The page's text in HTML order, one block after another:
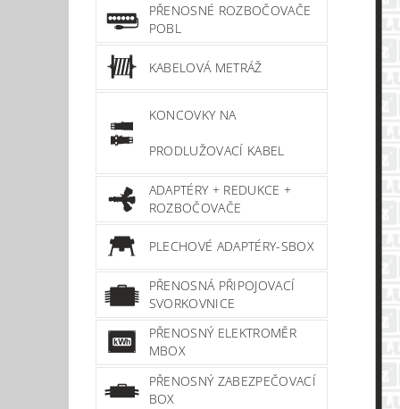
PŘENOSNÉ ROZBOČOVAČE
POBL
KABELOVÁ METRÁŽ
KONCOVKY NA
PRODLUŽOVACÍ KABEL
ADAPTÉRY + REDUKCE +
ROZBOČOVAČE
PLECHOVÉ ADAPTÉRY-SBOX
PŘENOSNÁ PŘIPOJOVACÍ
SVORKOVNICE
PŘENOSNÝ ELEKTROMĚR
MBOX
PŘENOSNÝ ZABEZPEČOVACÍ
BOX